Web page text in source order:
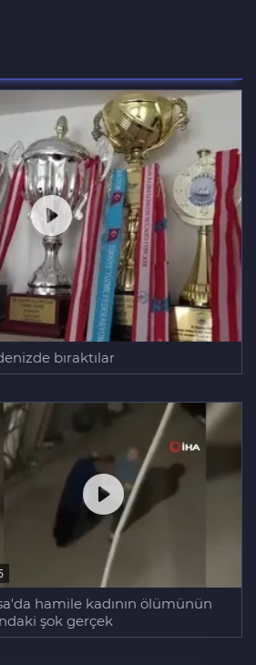
bıraktılar
hamile kadının ölümünün
şok gerçek